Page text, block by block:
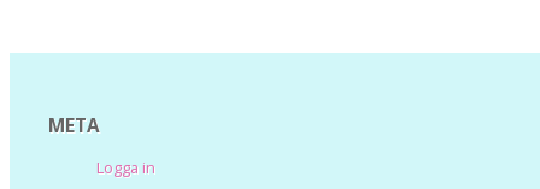
META
Logga in